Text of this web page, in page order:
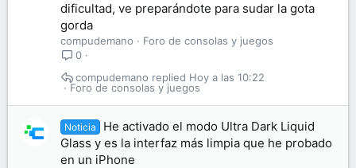
dificultad, ve preparándote para sudar la gota
gorda
compudemano
Foro de consolas y juegos
0
Foro de consolas y juegos
Hoy a las 10:22
compudemano
Noticia
He activado el modo Ultra Dark Liquid
Glass y es la interfaz más limpia que he probado
en un iPhone